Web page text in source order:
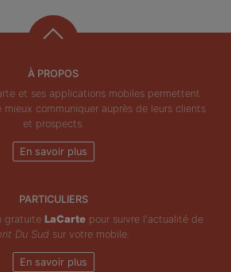
À PROPOS
et ses applications mobiles permettent
mieux communiquer auprès de leurs clients
et prospects.
En savoir plus
PARTICULIERS
gratuite LaCartepour suivre l'actualité de
Du Sud sur votre mobile.
En savoir plus